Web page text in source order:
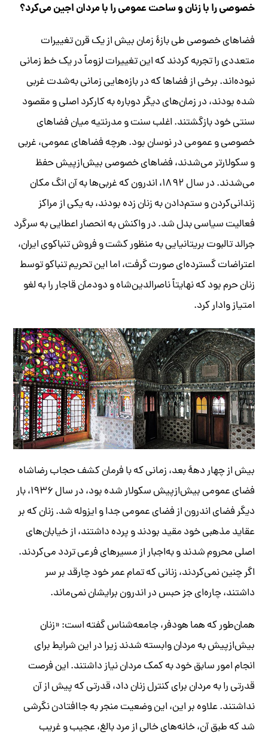
خصوصی را با زنان و ساحت عمومی را با مردان اجین می‌کرد؟
فضاهای خصوصی طی بازۀ زمان بیش از یک قرن تغییرات
متعددی را تجربه کردند که این تغییرات لزوماً در یک خط زمانی
نبوده‌اند. برخی از فضاها که در بازه‌هایی زمانی به‌شدت غربی
شده بودند، در زمان‌های دیگر دوباره به کارکرد اصلی و مقصود
سنتی خود بازگشتند. اغلب سنت و مدرنتیه میان فضاهای
خصوصی و عمومی در نوسان بود. هرچه فضاهای عمومی، غربی
و سکولارتر می‌شدند، فضاهای خصوصی بیش‌از‌پیش حفظ
می‌شدند. در سال ۱۸۹۲، اندرون که غربی‌ها به آن انگ مکان
زندانی‌کردن و ستم‌دادن به زنان زده بودند، به یکی از مراکز
فعالیت سیاسی بدل شد. در واکنش به انحصار اعطایی به سرگرد
جرالد تالبوت بریتانیایی به منظور کشت و فروش تنباکوی ایران،
اعتراضات گسترده‌ای صورت گرفت، اما این تحریم تنباکو توسط
زنان حرم بود که نهایتاً ناصرالدین‌شاه و دودمان قاجار را به لغو
امتیاز وادار کرد.
بیش از چهار دهۀ بعد، زمانی که با فرمان کشف حجاب رضاشاه
فضای عمومی بیش‌از‌پیش سکولار شده بود، در سال ۱۹۳۶، بار
دیگر فضای اندرون از فضای عمومی جدا و ایزوله شد. زنان که بر
عقاید مذهبی خود مقید بودند و پرده داشتند، از خیابان‌‌های
اصلی محروم شدند و به‌اجبار از مسیرهای فرعی تردد می‌کردند.
اگر چنین نمی‌کردند، زنانی که تمام عمر خود چارقد بر سر
داشتند، چاره‌ای جز حبس در اندرون برایشان نمی‌ماند.
همان‌طور که هما هودفر، جامعه‌شناس گفته است: «زنان
بیش‌از‌پیش به مردان وابسته شدند زیرا در این شرایط برای
انجام امور سابق خود به کمک مردان نیاز داشتند. این فرصت
قدرتی را به مردان برای کنترل زنان داد، قدرتی که پیش از آن
نداشتند. علاوه بر این، این وضعیت منجر به جاافتادن نگرشی
شد که طبق آن، خانه‌های خالی از مرد بالغ، عجیب و غریب